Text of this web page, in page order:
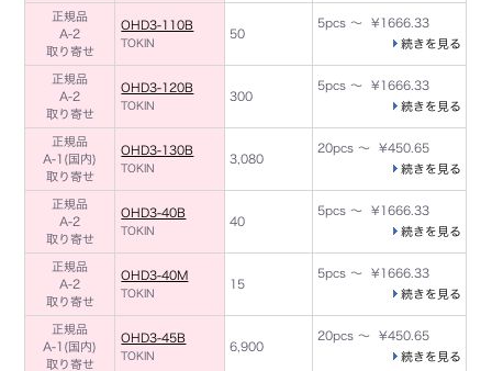
正規品
A-2
取り寄せ
OHD3-110B
TOKIN
50
5pcs ～ ¥1666.33
続きを見る
正規品
A-2
取り寄せ
OHD3-120B
TOKIN
300
5pcs ～ ¥1666.33
続きを見る
正規品
A-1(国内)
取り寄せ
OHD3-130B
TOKIN
3,080
20pcs ～ ¥450.65
続きを見る
正規品
A-2
取り寄せ
OHD3-40B
TOKIN
40
5pcs ～ ¥1666.33
続きを見る
正規品
A-2
取り寄せ
OHD3-40M
TOKIN
15
5pcs ～ ¥1666.33
続きを見る
正規品
A-1(国内)
取り寄せ
OHD3-45B
TOKIN
6,900
20pcs ～ ¥450.65
続きを見る